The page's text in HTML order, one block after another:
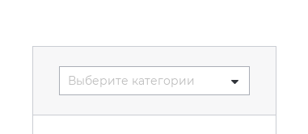
Выберите категории